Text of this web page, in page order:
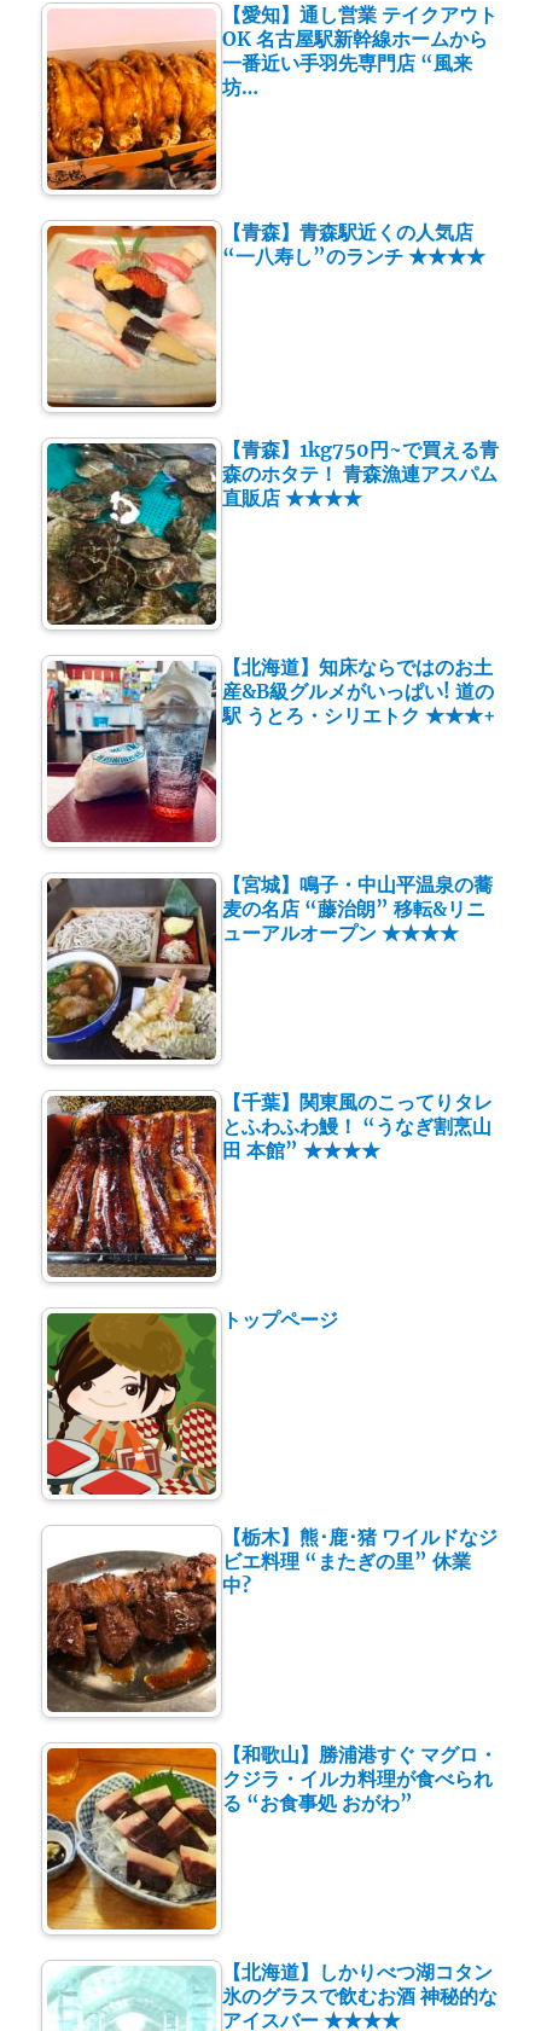
【愛知】通し営業 テイクアウト
OK 名古屋駅新幹線ホームから
一番近い手羽先専門店 “風来
坊…
【青森】青森駅近くの人気店
“一八寿し”のランチ ★★★★
【青森】1kg750円~で買える青
森のホタテ！ 青森漁連アスパム
直販店 ★★★★
【北海道】知床ならではのお土
産&B級グルメがいっぱい! 道の
駅 うとろ・シリエトク ★★★+
【宮城】鳴子・中山平温泉の蕎
麦の名店 “藤治朗” 移転&リニ
ューアルオープン ★★★★
【千葉】関東風のこってりタレ
とふわふわ鰻！ “うなぎ割烹山
田 本館” ★★★★
トップページ
【栃木】熊･鹿･猪 ワイルドなジ
ビエ料理 “またぎの里” 休業
中?
【和歌山】勝浦港すぐ マグロ・
クジラ・イルカ料理が食べられ
る “お食事処 おがわ”
【北海道】しかりべつ湖コタン
氷のグラスで飲むお酒 神秘的な
アイスバー ★★★★